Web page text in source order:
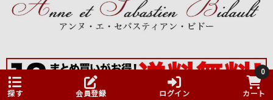
探す 会員登録 ログイン
0
カート